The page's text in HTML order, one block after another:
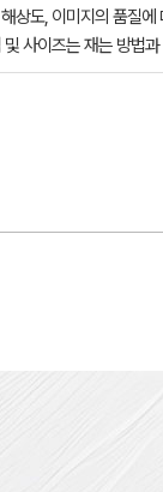
상도, 이미지의 품질
및 사이즈는 재는 방법